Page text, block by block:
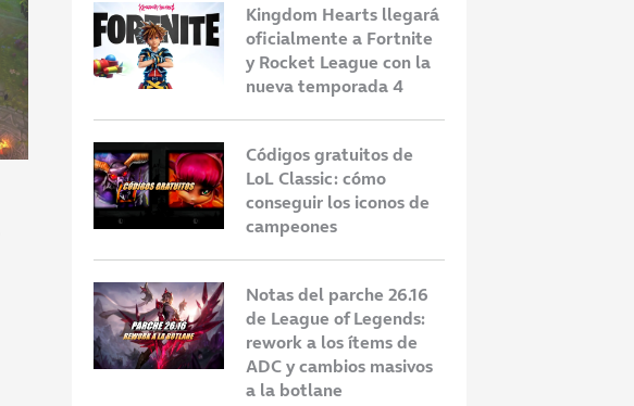
Códigos gratuitos de LoL
Classic: cómo conseguir los
Notas del parche 26.16 de
League of Legends: rework a
los ítems de ADC y cambios
masivos a la botlane
Kingdom Hearts llegará
oficialmente a Fortnite
y Rocket League con la
nueva temporada 4
Códigos gratuitos de
LoL Classic: cómo
conseguir los iconos de
campeones
Notas del parche 26.16
de League of Legends:
rework a los ítems de
ADC y cambios masivos
a la botlane